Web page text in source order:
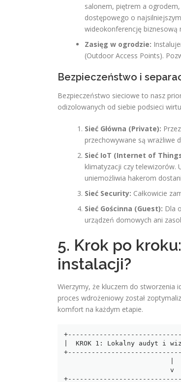
salonem, piętrem a
dostępowego o
wideokonferencję biznesową
Zasięg w ogrodzie:
(Outdoor Access Points).
Bezpieczeństwo i
Bezpieczeństwo sieciowe to nasz
odizolowanych od siebie podsieci
Sieć Główna (Private):
przechowywane są wrażliwe
Sieć IoT (Internet of
klimatyzacji czy telewizorów.
uniemożliwia hakerom
Sieć Security: Całkowicie
Sieć Gościnna (Guest): Dla
urządzeń domowych ani
5. Krok po
instalacji?
Wierzymy, że kluczem do stworzenia
proces wdrożeniowy został
komfort na każdym etapie.
|  KROK 1: Lokalny audyt i